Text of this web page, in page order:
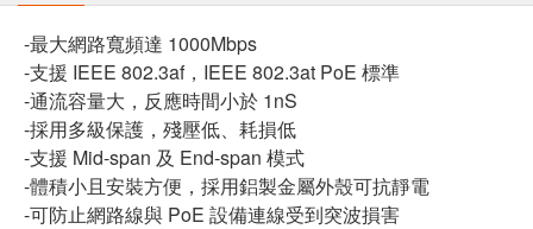
-最大網路寬頻達 1000Mbps
-支援 IEEE 802.3af，IEEE 802.3at PoE 標準
-通流容量大，反應時間小於 1nS
-採用多級保護，殘壓低、耗損低
-支援 Mid-span 及 End-span 模式
-體積小且安裝方便，採用鋁製金屬外殼可抗靜電
-可防止網路線與 PoE 設備連線受到突波損害